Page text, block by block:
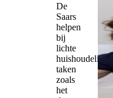
De
Saars
helpen
bij
lichte
huishoudelijke
taken
zoals
het